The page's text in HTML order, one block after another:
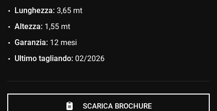
Lunghezza: 3,65 mt
Altezza: 1,55 mt
Garanzia: 12 mesi
Ultimo tagliando: 02/2026
SCARICA BROCHURE